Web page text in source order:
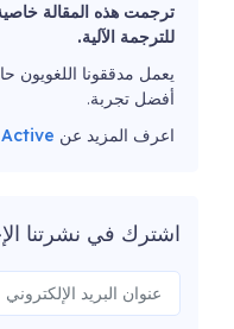
للترجمة الآلية.
يعمل مدققونا اللغويون
أفضل تجربة.
اعرف المزيد عن
اشترك في نشرتنا